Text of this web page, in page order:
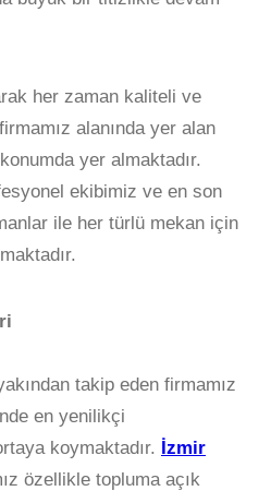
her zaman kaliteli ve
alanında yer alan
yer almaktadır.
ekibimiz ve en son
ile her türlü mekan için
takip eden firmamız
en yenilikçi
koymaktadır. İzmir
özellikle topluma açık